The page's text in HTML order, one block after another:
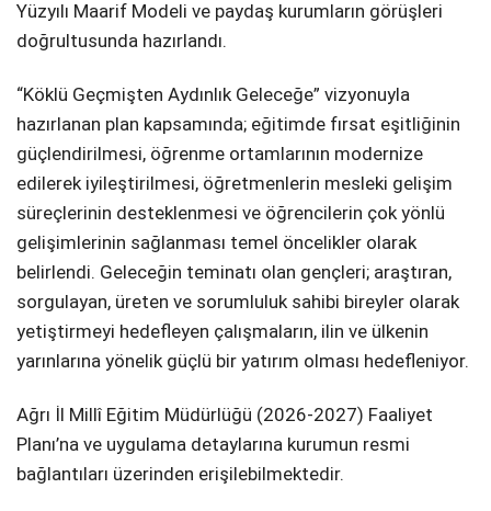
Youtube
Yüzyılı Maarif Modeli ve paydaş kurumların görüşleri
doğrultusunda hazırlandı.
“Köklü Geçmişten Aydınlık Geleceğe” vizyonuyla
hazırlanan plan kapsamında; eğitimde fırsat eşitliğinin
güçlendirilmesi, öğrenme ortamlarının modernize
edilerek iyileştirilmesi, öğretmenlerin mesleki gelişim
süreçlerinin desteklenmesi ve öğrencilerin çok yönlü
gelişimlerinin sağlanması temel öncelikler olarak
belirlendi. Geleceğin teminatı olan gençleri; araştıran,
sorgulayan, üreten ve sorumluluk sahibi bireyler olarak
yetiştirmeyi hedefleyen çalışmaların, ilin ve ülkenin
yarınlarına yönelik güçlü bir yatırım olması hedefleniyor.
Ağrı İl Millî Eğitim Müdürlüğü (2026-2027) Faaliyet
Planı’na ve uygulama detaylarına kurumun resmi
bağlantıları üzerinden erişilebilmektedir.